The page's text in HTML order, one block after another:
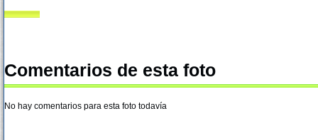
Comentarios de esta foto
No hay comentarios para esta foto todavía